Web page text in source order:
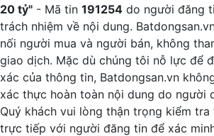
20 tỷ" - Mã tin 191254 do người đăng
trách nhiệm về nội dung.
nối người mua và người bán, không
giao dịch. Mặc dù chúng tôi nỗ lực để
xác của thông tin, Batdongsan.vn
xác thực hoàn toàn nội dung do người
Quý khách vui lòng thận trọng kiểm
trực tiếp với người đăng tin để xác